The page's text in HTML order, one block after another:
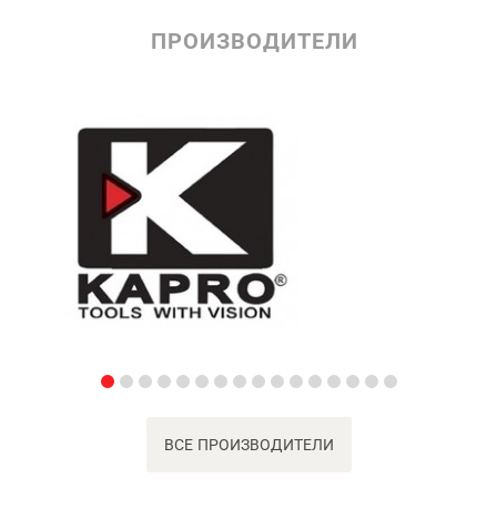
ПРОИЗВОДИТЕЛИ
ВСЕ ПРОИЗВОДИТЕЛИ